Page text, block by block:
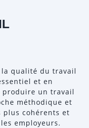
la qualité du travail
et en
un travail
méthodique et
cohérents et
employeurs.